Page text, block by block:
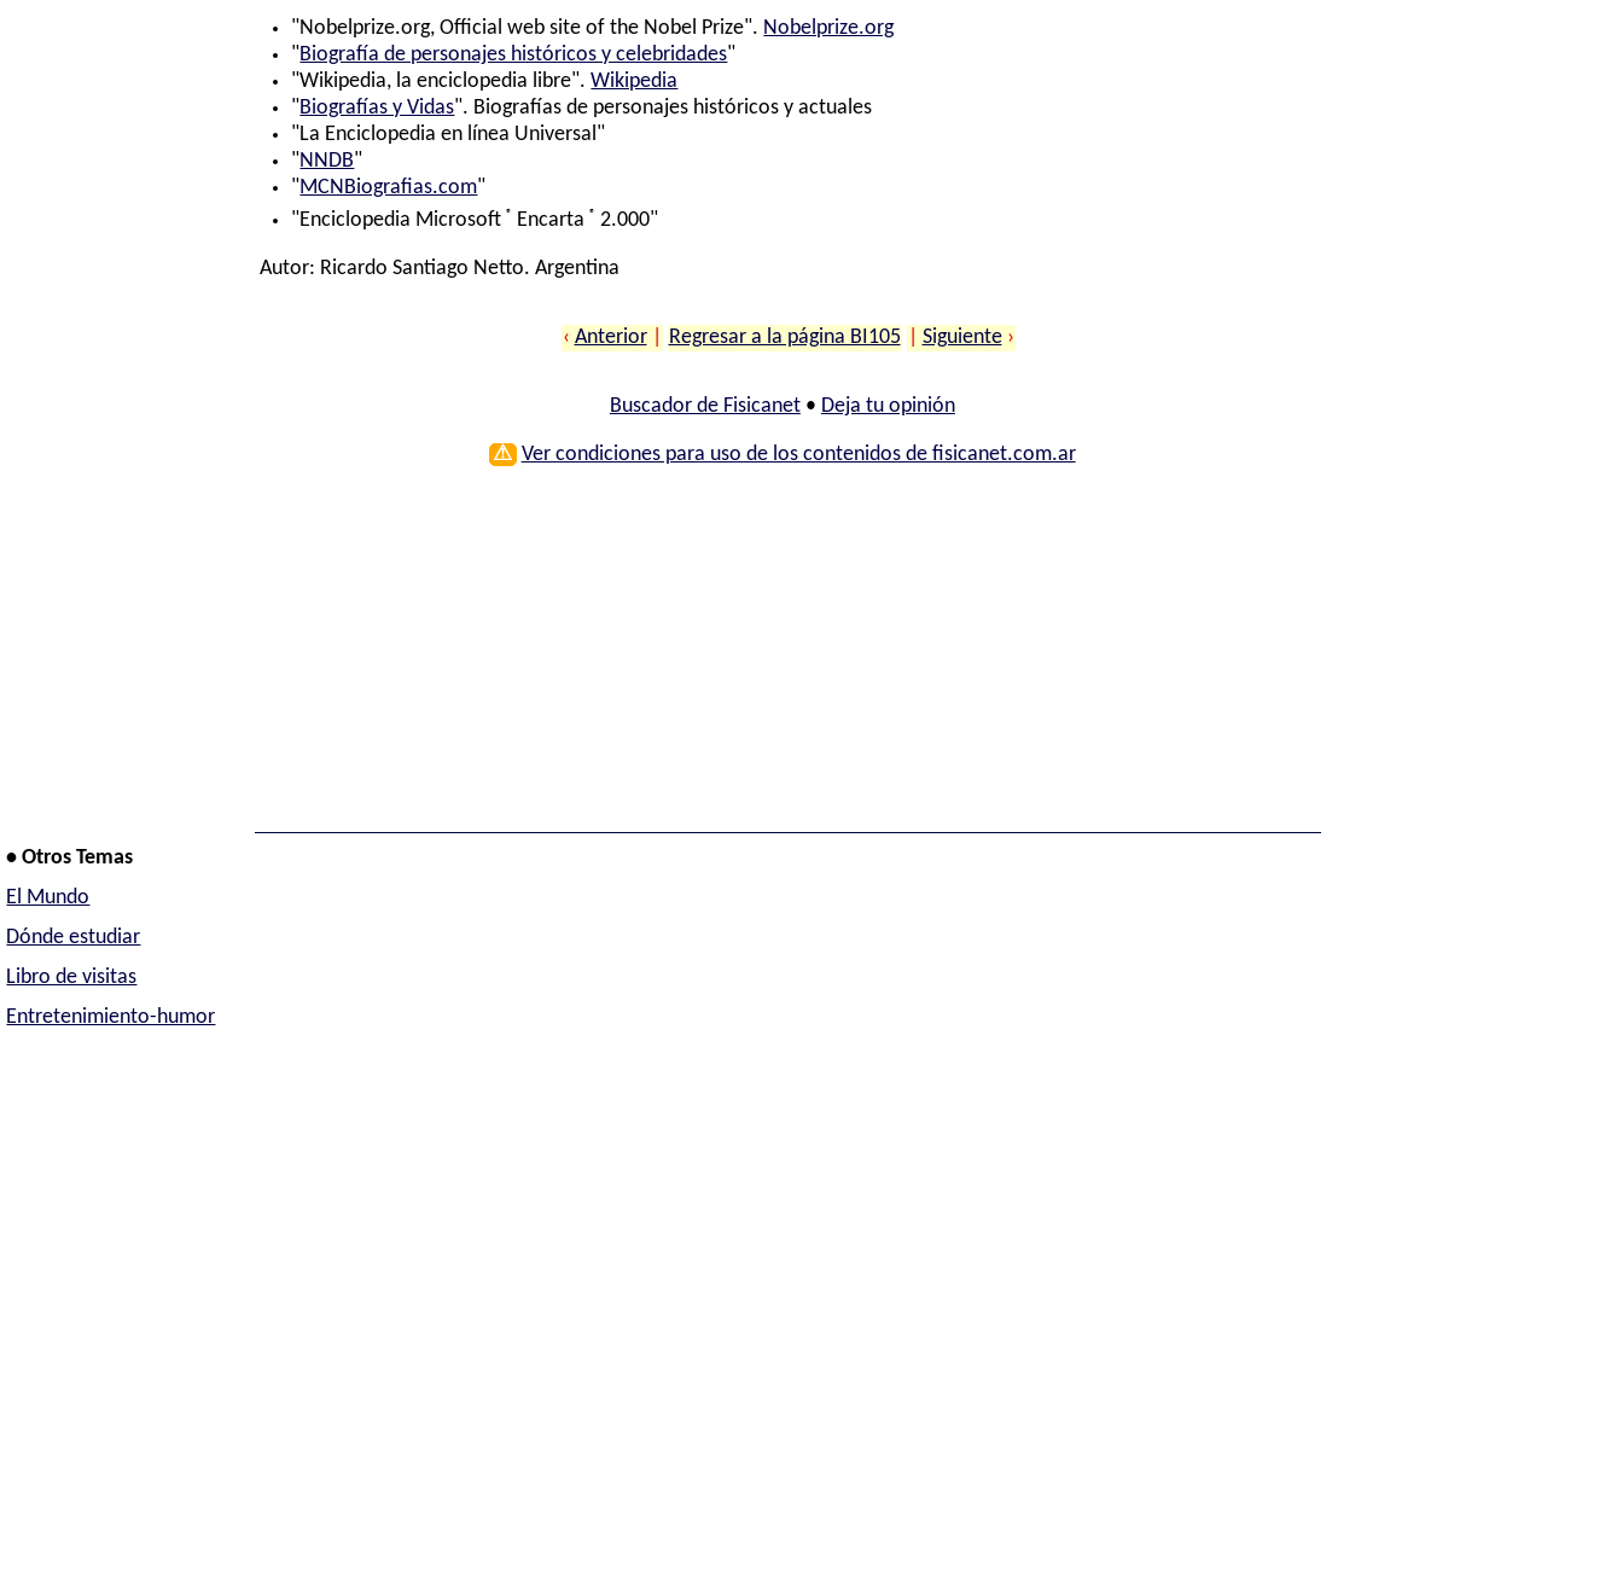
"Nobelprize.org, Official web site of the Nobel Prize". Nobelprize.org
"Biografía de personajes históricos y celebridades"
"Wikipedia, la enciclopedia libre".Wikipedia
"Biografías y Vidas". Biografías de personajes históricos y actuales
"La Enciclopedia en línea Universal"
"NNDB"
"MCNBiografias.com"
"Enciclopedia Microsoft ® Encarta ® 2.000"
Autor: Ricardo Santiago Netto. Argentina
‹ Anterior Regresar a la página BI105 Siguiente ›
Buscador de Fisicanet• Deja tu opinión
⚠ Ver condiciones para uso de los contenidos de fisicanet.com.ar
• Otros Temas
El Mundo
Dónde estudiar
Libro de visitas
Entretenimiento-humor